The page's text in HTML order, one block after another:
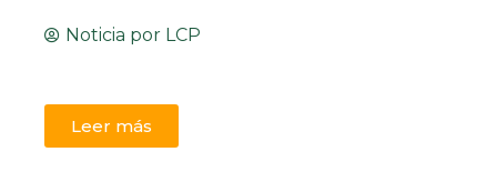
Noticia por LCP
Leer más